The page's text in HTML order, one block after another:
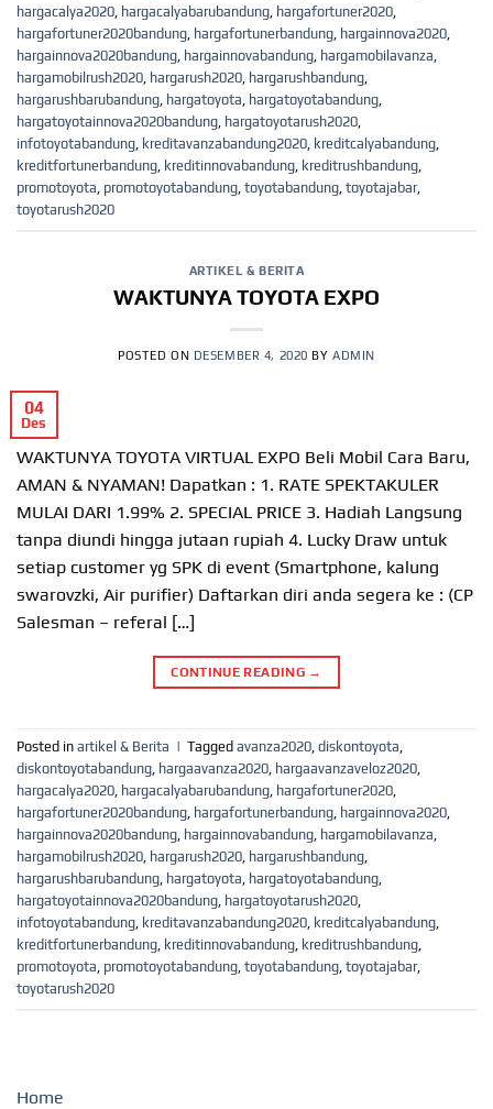
hargacalya2020, hargacalyabarubandung, hargafortuner2020,
hargafortuner2020bandung, hargafortunerbandung, hargainnova2020,
hargainnova2020bandung, hargainnovabandung, hargamobilavanza,
hargamobilrush2020, hargarush2020, hargarushbandung,
hargarushbarubandung, hargatoyota, hargatoyotabandung,
hargatoyotainnova2020bandung, hargatoyotarush2020,
infotoyotabandung, kreditavanzabandung2020, kreditcalyabandung,
kreditfortunerbandung, kreditinnovabandung, kreditrushbandung,
promotoyota, promotoyotabandung, toyotabandung, toyotajabar,
toyotarush2020
ARTIKEL & BERITA
WAKTUNYA TOYOTA EXPO
POSTED ON DESEMBER 4, 2020 BY ADMIN
04
Des
WAKTUNYA TOYOTA VIRTUAL EXPO Beli Mobil Cara Baru,
AMAN & NYAMAN! Dapatkan : 1. RATE SPEKTAKULER
MULAI DARI 1.99% 2. SPECIAL PRICE 3. Hadiah Langsung
tanpa diundi hingga jutaan rupiah 4. Lucky Draw untuk
setiap customer yg SPK di event (Smartphone, kalung
swarovzki, Air purifier) Daftarkan diri anda segera ke : (CP
Salesman – referal […]
CONTINUE READING →
Posted in artikel & Berita | Tagged avanza2020, diskontoyota,
diskontoyotabandung, hargaavanza2020, hargaavanzaveloz2020,
hargacalya2020, hargacalyabarubandung, hargafortuner2020,
hargafortuner2020bandung, hargafortunerbandung, hargainnova2020,
hargainnova2020bandung, hargainnovabandung, hargamobilavanza,
hargamobilrush2020, hargarush2020, hargarushbandung,
hargarushbarubandung, hargatoyota, hargatoyotabandung,
hargatoyotainnova2020bandung, hargatoyotarush2020,
infotoyotabandung, kreditavanzabandung2020, kreditcalyabandung,
kreditfortunerbandung, kreditinnovabandung, kreditrushbandung,
promotoyota, promotoyotabandung, toyotabandung, toyotajabar,
toyotarush2020
Home